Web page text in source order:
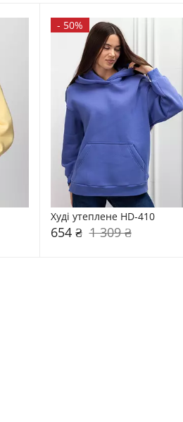
- 50%
Худі утеплене HD-410
654 ₴ 1 309 ₴